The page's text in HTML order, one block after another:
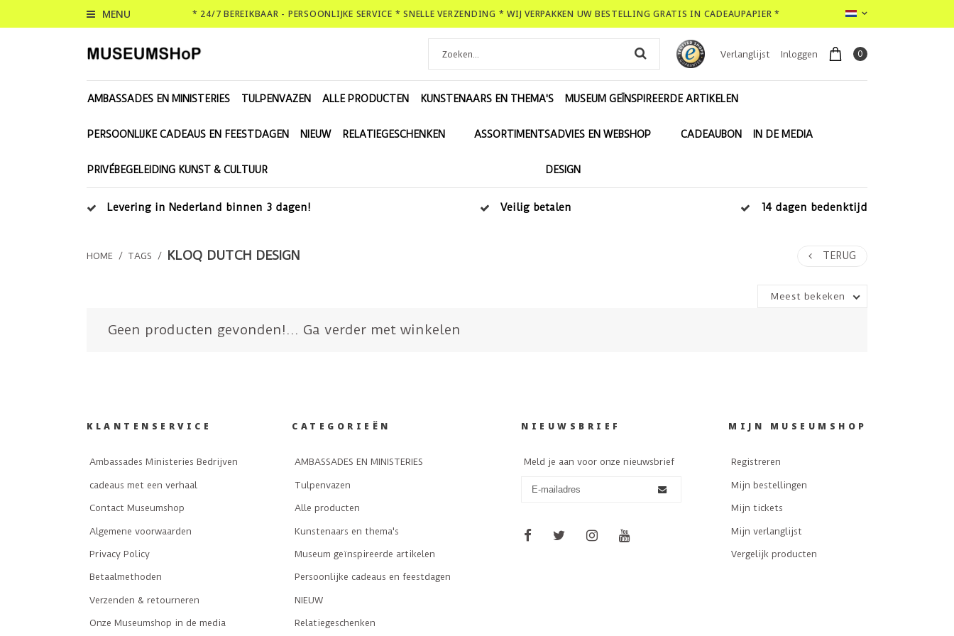
MENU * 24/7 BEREIKBAAR - PERSOONLIJKE SERVICE * SNELLE VERZENDING * WIJ VERPAKKEN UW BESTELLING GRATIS IN CADEAUPAPIER *
Verlanglijst Inloggen 0
AMBASSADES EN MINISTERIES TULPENVAZEN ALLE PRODUCTEN KUNSTENAARS EN THEMA'S MUSEUM GEÏNSPIREERDE ARTIKELEN
PERSOONLIJKE CADEAUS EN FEESTDAGEN NIEUW RELATIEGESCHENKEN ASSORTIMENTSADVIES EN WEBSHOP
DESIGN
CADEAUBON IN DE MEDIA
PRIVÉBEGELEIDING KUNST & CULTUUR
Levering in Nederland binnen 3 dagen! Veilig betalen 14 dagen bedenktijd
HOME / TAGS / KLOQ DUTCH DESIGN TERUG
Meest bekeken
Geen producten gevonden!... Ga verder met winkelen
KLANTENSERVICE
Ambassades Ministeries Bedrijven
cadeaus met een verhaal
Contact Museumshop
Algemene voorwaarden
Privacy Policy
Betaalmethoden
Verzenden & retourneren
Onze Museumshop in de media
CATEGORIEËN
AMBASSADES EN MINISTERIES
Tulpenvazen
Alle producten
Kunstenaars en thema's
Museum geïnspireerde artikelen
Persoonlijke cadeaus en feestdagen
NIEUW
Relatiegeschenken
NIEUWSBRIEF
Meld je aan voor onze nieuwsbrief
MIJN MUSEUMSHOP
Registreren
Mijn bestellingen
Mijn tickets
Mijn verlanglijst
Vergelijk producten